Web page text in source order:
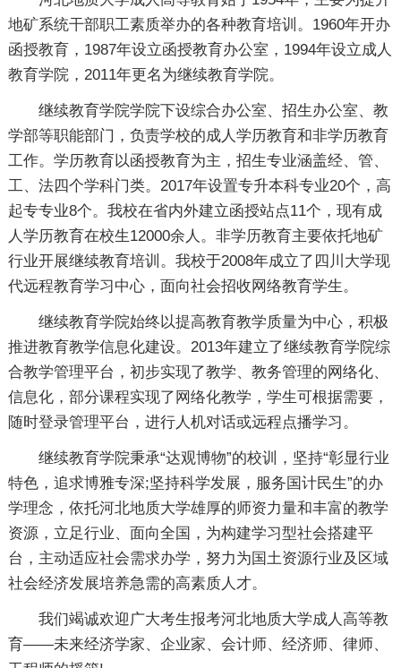
地矿系统干部职工素质举办的各种教育培训。1960年开办
函授教育，1987年设立函授教育办公室，1994年设立成人
教育学院，2011年更名为继续教育学院。
继续教育学院学院下设综合办公室、招生办公室、教
学部等职能部门，负责学校的成人学历教育和非学历教育
工作。学历教育以函授教育为主，招生专业涵盖经、管、
工、法四个学科门类。2017年设置专升本科专业20个，高
起专专业8个。我校在省内外建立函授站点11个，现有成
人学历教育在校生12000余人。非学历教育主要依托地矿
行业开展继续教育培训。我校于2008年成立了四川大学现
代远程教育学习中心，面向社会招收网络教育学生。
继续教育学院始终以提高教育教学质量为中心，积极
推进教育教学信息化建设。2013年建立了继续教育学院综
合教学管理平台，初步实现了教学、教务管理的网络化、
信息化，部分课程实现了网络化教学，学生可根据需要，
随时登录管理平台，进行人机对话或远程点播学习。
继续教育学院秉承“达观博物”的校训，坚持“彰显行业
特色，追求博雅专深;坚持科学发展，服务国计民生”的办
学理念，依托河北地质大学雄厚的师资力量和丰富的教学
资源，立足行业、面向全国，为构建学习型社会搭建平
台，主动适应社会需求办学，努力为国土资源行业及区域
社会经济发展培养急需的高素质人才。
我们竭诚欢迎广大考生报考河北地质大学成人高等教
育——未来经济学家、企业家、会计师、经济师、律师、